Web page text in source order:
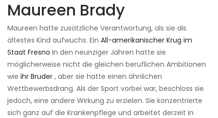
Maureen Brady
Maureen hatte zusätzliche Verantwortung, als sie als
ältestes Kind aufwuchs. Ein All-amerikanischer Krug im
Staat Fresno In den neunziger Jahren hatte sie
möglicherweise nicht die gleichen beruflichen Ambitionen
wie ihr Bruder , aber sie hatte einen ähnlichen
Wettbewerbsdrang. Als der Sport vorbei war, beschloss sie
jedoch, eine andere Wirkung zu erzielen. Sie konzentrierte
sich ganz auf die Krankenpflege und arbeitet derzeit in